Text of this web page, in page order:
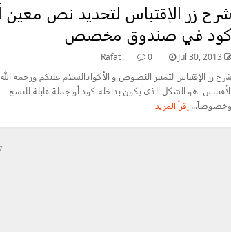
شرح زر الإقتباس لتحديد نص معين
كود في صندوق مخصص
Rafat 0 Jul 30, 2013
شرح رز الإقتباس لتمييز النصوص و الأكوادالسلام عليكم ورحمة الله
الأقتباس هو الشكل الذي يكون بداخله كود أو جملة قابلة للنسخ
وخصوصاً... إقرأ المزيد